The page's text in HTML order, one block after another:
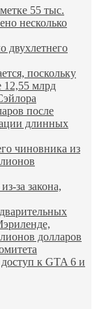
55 тыс.
несколько
двухлетнего
поскольку
12,55 млрд
после
длинных
чиновника из
за закона,
долларов
к GTA 6 и